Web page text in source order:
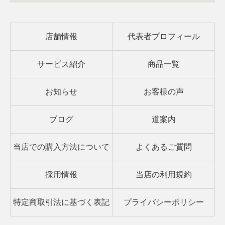
店舗情報 代表者プロフィール
サービス紹介 商品一覧
お知らせ お客様の声
ブログ 道案内
当店での購入方法について よくあるご質問
採用情報 当店の利用規約
特定商取引法に基づく表記 プライバシーポリシー